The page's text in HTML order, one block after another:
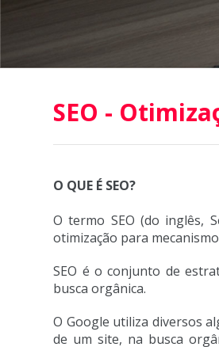
SEO -
O QUE É SEO?
O termo SEO (do inglês,
otimização para
SEO é o conjunto de
busca orgânica.
O Google utiliza diversos
de um site, na busca